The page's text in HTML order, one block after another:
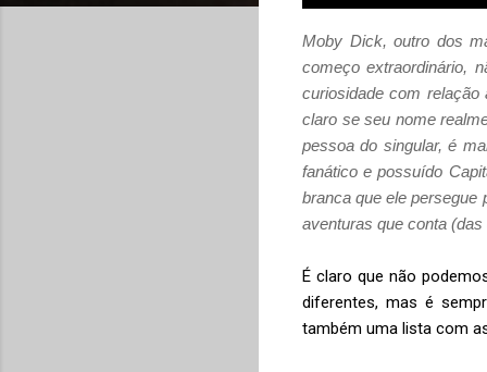
Moby Dick, outro dos
começo extraordinário,
curiosidade com
claro se seu nome
pessoa do singular, é
fanático e possuído
branca que ele persegue
aventuras que conta
É claro que não
diferentes, mas é
também uma lista com